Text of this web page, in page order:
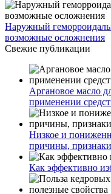
Наружный
возможные осложнения
Свежие публикации
Аргановое масло
применении
Низкое и
причины,
Как эффективно